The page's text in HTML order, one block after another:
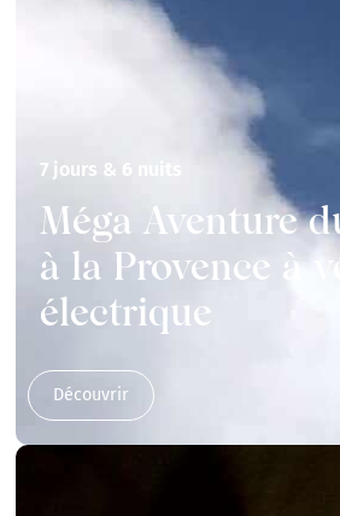
7 jours & 6 nuits
Méga Aventure
à la Provence à
électrique
Découvrir